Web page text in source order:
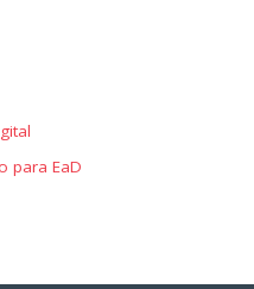
para EaD